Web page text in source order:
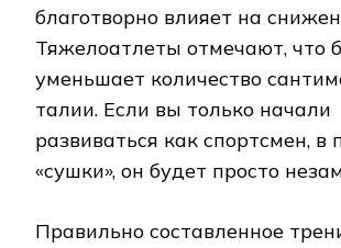
благотворно влияет на
Тяжелоатлеты отмечают, что
уменьшает количество
талии. Если вы только начали
развиваться как спортсмен, в
«сушки», он будет просто
Правильно составленное